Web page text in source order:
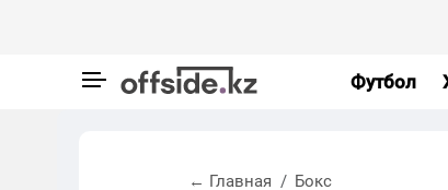
Футбол
← Главная Бокс